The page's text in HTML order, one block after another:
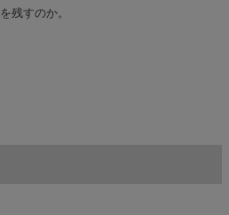
残すのか。